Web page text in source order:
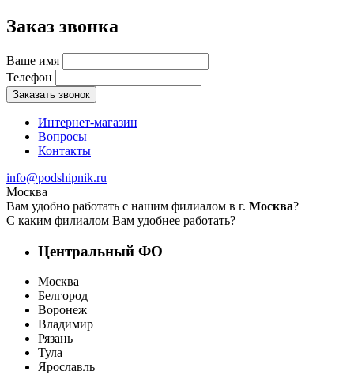
Заказ звонка
Ваше имя
Телефон
Заказать звонок
Интернет-магазин
Вопросы
Контакты
info@podshipnik.ru
Москва
Вам удобно работать с нашим филиалом в г. Москва?
С каким филиалом Вам удобнее работать?
Центральный ФО
Москва
Белгород
Воронеж
Владимир
Рязань
Тула
Ярославль